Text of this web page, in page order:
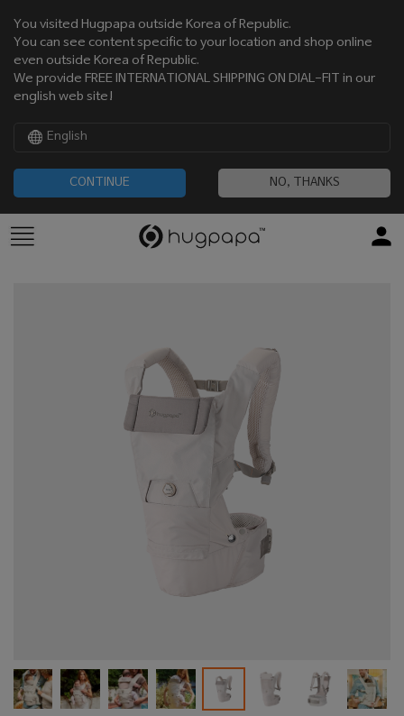
You visited Hugpapa outside Korea of Republic.
You can see content specific to your location and shop online
even outside Korea of Republic.
We provide FREE INTERNATIONAL SHIPPING ON DIAL-FIT in our
english web site!
English
CONTINUE NO, THANKS